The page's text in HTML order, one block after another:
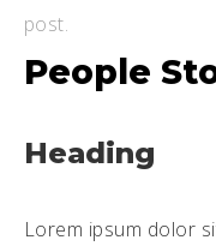
post.
People
Heading
Lorem ipsum dolor